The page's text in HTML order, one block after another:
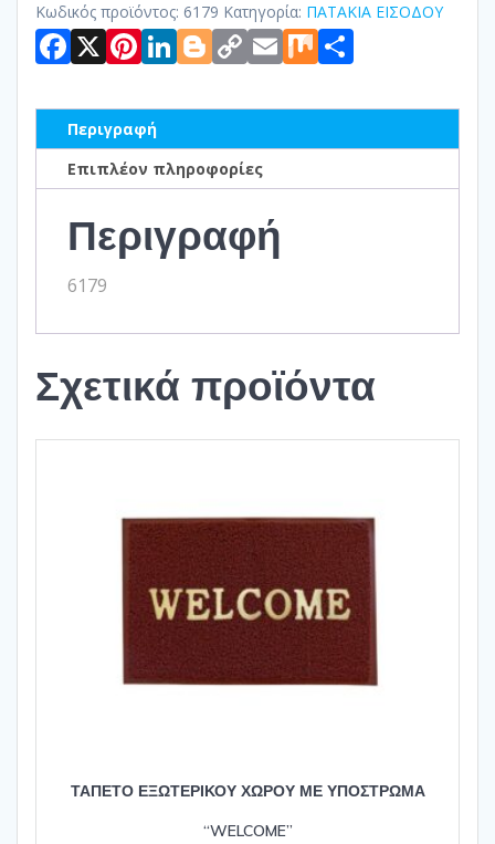
Κωδικός προϊόντος: 6179 Κατηγορία: ΠΑΤΑΚΙΑ ΕΙΣΟΔΟΥ
Facebook
X Pinterest
LinkedIn
Blogger
Copy
Link
Email
Mix
Περιγραφή
Επιπλέον πληροφορίες
Περιγραφή
6179
Σχετικά προϊόντα
ΤΑΠΕΤΟ ΕΞΩΤΕΡΙΚΟΥ ΧΩΡΟΥ ΜΕ ΥΠΟΣΤΡΩΜΑ
“WELCOME”